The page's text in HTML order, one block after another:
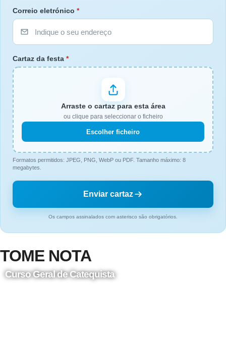
Correio eletrónico *
Cartaz da festa *
Arraste o cartaz para esta área
ou clique para seleccionar o ficheiro
Escolher ficheiro
Formatos permitidos: JPEG, PNG, WebP ou PDF. Tamanho máximo: 8
megabytes.
Enviar cartaz
Os campos assinalados com asterisco são obrigatórios.
TOME NOTA
Curso Geral de Catequista